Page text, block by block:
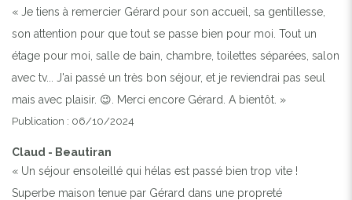
« Je tiens à remercier Gérard pour son accueil, sa gentillesse,
son attention pour que tout se passe bien pour moi. Tout un
étage pour moi, salle de bain, chambre, toilettes séparées, salon
avec tv... J'ai passé un très bon séjour, et je reviendrai pas seul
mais avec plaisir. 😉. Merci encore Gérard. A bientôt. »
Publication : 06/10/2024
Claud - Beautiran
« Un séjour ensoleillé qui hélas est passé bien trop vite !
Superbe maison tenue par Gérard dans une propreté